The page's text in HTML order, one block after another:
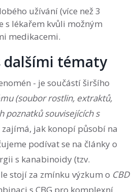
užívání (více než 3
s lékařem kvůli možným
medikacemi.
dalšími tématy
- je součástí širšího
(soubor rostlin, extraktů,
poznatků souvisejících s
zajímá, jak konopí působí na
podívat se na články o
s kanabinoidy (tzv.
stojí za zmínku výzkum o CBD